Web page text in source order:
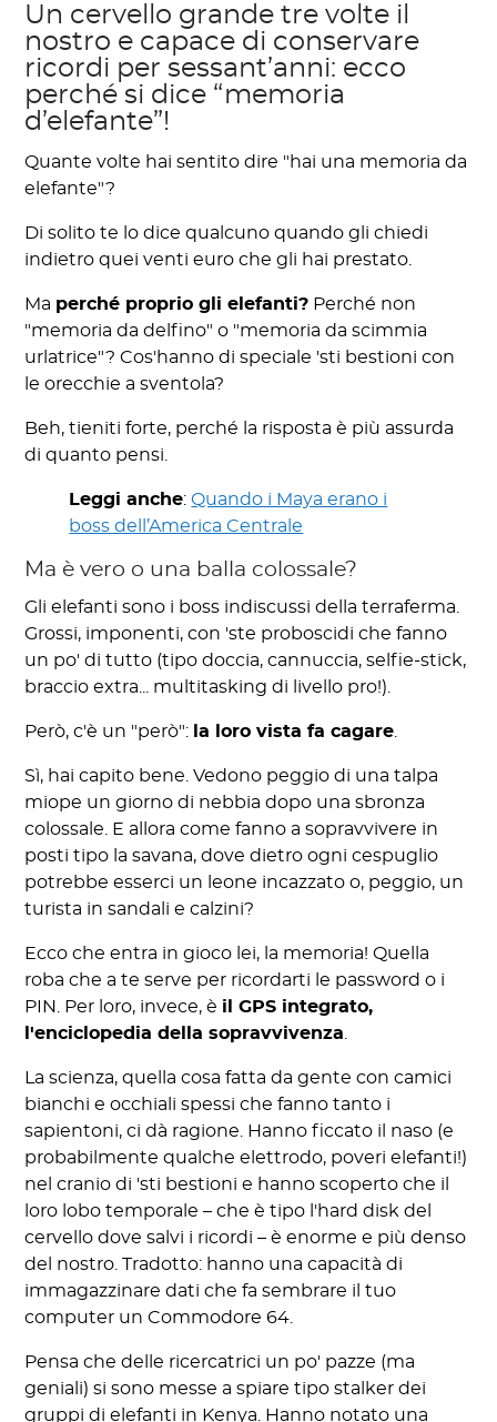
Un cervello grande tre volte il
nostro e capace di conservare
ricordi per sessant’anni: ecco
perché si dice “memoria
d’elefante”!
Quante volte hai sentito dire "hai una memoria da
elefante"?
Di solito te lo dice qualcuno quando gli chiedi
indietro quei venti euro che gli hai prestato.
Ma perché proprio gli elefanti? Perché non
"memoria da delfino" o "memoria da scimmia
urlatrice"? Cos'hanno di speciale 'sti bestioni con
le orecchie a sventola?
Beh, tieniti forte, perché la risposta è più assurda
di quanto pensi.
Leggi anche:Quando i Maya erano i
boss dell’America Centrale
Ma è vero o una balla colossale?
Gli elefanti sono i boss indiscussi della terraferma.
Grossi, imponenti, con 'ste proboscidi che fanno
un po' di tutto (tipo doccia, cannuccia, selfie-stick,
braccio extra... multitasking di livello pro!).
Però, c'è un "però": la loro vista fa cagare
Sì, hai capito bene. Vedono peggio di una talpa
miope un giorno di nebbia dopo una sbronza
colossale. E allora come fanno a sopravvivere in
posti tipo la savana, dove dietro ogni cespuglio
potrebbe esserci un leone incazzato o, peggio, un
turista in sandali e calzini?
Ecco che entra in gioco lei, la memoria! Quella
roba che a te serve per ricordarti le password o i
PIN. Per loro, invece, è il GPS integrato,
l'enciclopedia della sopravvivenza
La scienza, quella cosa fatta da gente con camici
bianchi e occhiali spessi che fanno tanto i
sapientoni, ci dà ragione. Hanno ficcato il naso (e
probabilmente qualche elettrodo, poveri elefanti!)
nel cranio di 'sti bestioni e hanno scoperto che il
loro lobo temporale – che è tipo l'hard disk del
cervello dove salvi i ricordi – è enorme e più denso
del nostro. Tradotto: hanno una capacità di
immagazzinare dati che fa sembrare il tuo
computer un Commodore 64.
Pensa che delle ricercatrici un po' pazze (ma
geniali) si sono messe a spiare tipo stalker dei
gruppi di elefanti in Kenya. Hanno notato una